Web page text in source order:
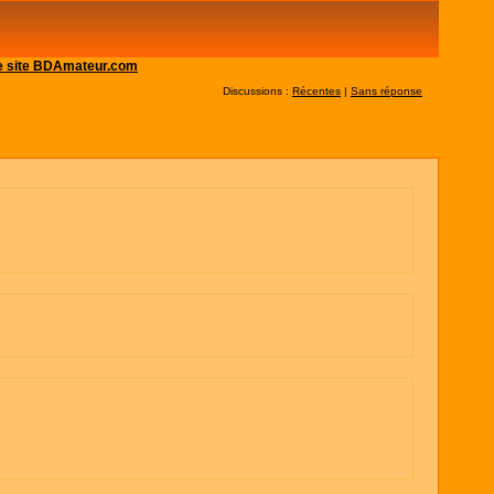
site BDAmateur.com
Discussions : Récentes | Sans réponse